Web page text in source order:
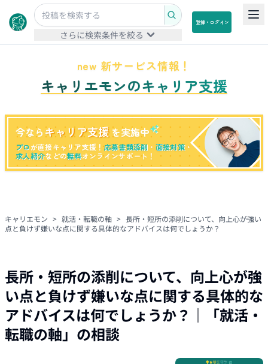
さらに検索条件を絞る
登録・ログイン
new 新サービス情報！
キャリエモンのキャリア支援
今なら キャリア支援 を実施中
プロが直接キャリア支援！応募書類添削 ・ 面接対策・
求人紹介などの無料オンラインサポート！
キャリエモン > 就活・転職の軸 > 長所・短所の添削について、向上心が強い
点と負けず嫌いな点に関する具体的なアドバイスは何でしょうか？
長所・短所の添削について、向上心が強
い点と負けず嫌いな点に関する具体的な
アドバイスは何でしょうか？ ｜「就活・
転職の軸」の相談